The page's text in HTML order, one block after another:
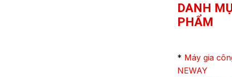
DANH
PHẨM
* Máy gia
NEWAY